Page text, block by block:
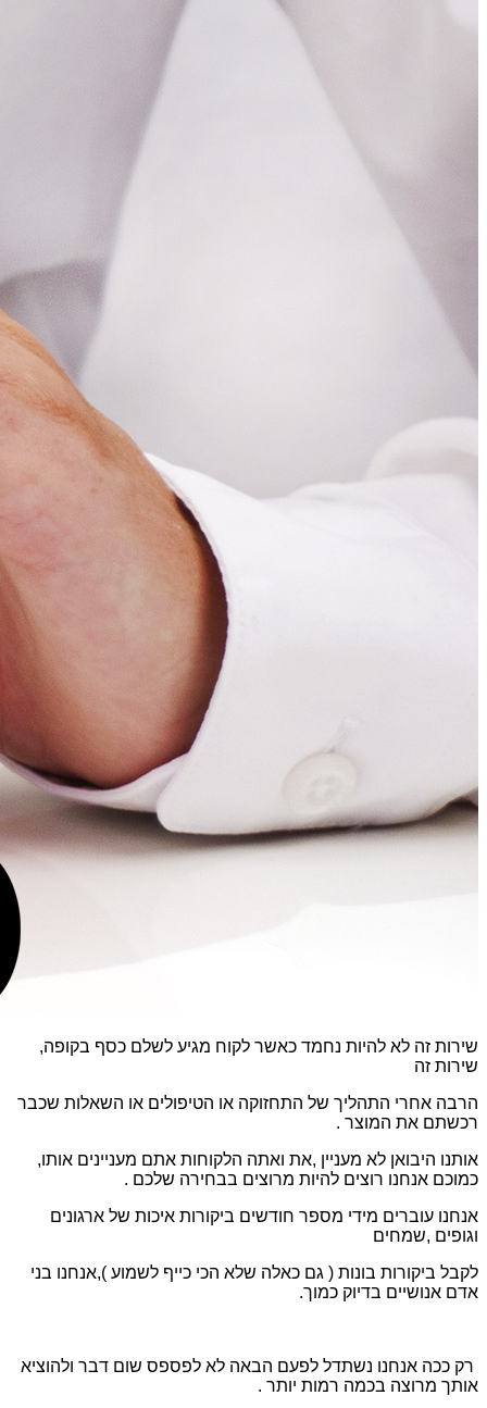
שירות זה לא להיות נחמד כאשר לקוח מגיע לשלם כסף בקופה,
שירות זה
הרבה אחרי התהליך של התחזוקה או הטיפולים או השאלות שכבר
רכשתם את המוצר .
אותנו היבואן לא מעניין ,את ואתה הלקוחות אתם מעניינים אותו,
כמוכם אנחנו רוצים להיות מרוצים בבחירה שלכם .
אנחנו עוברים מידי מספר חודשים ביקורות איכות של ארגונים
וגופים ,שמחים
לקבל ביקורות בונות ( גם כאלה שלא הכי כייף לשמוע ),אנחנו בני
אדם אנושיים בדיוק כמוך.
רק ככה אנחנו נשתדל לפעם הבאה לא לפספס שום דבר ולהוציא
אותך מרוצה בכמה רמות יותר .